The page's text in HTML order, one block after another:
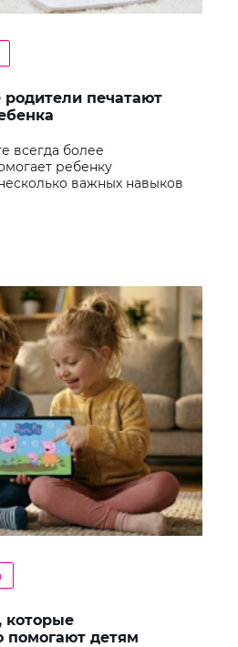
печатают
всегда более
ребенку
важных навыков
помогают детям